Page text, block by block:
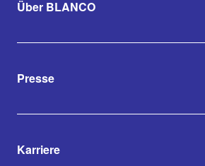
Über BLANCO
Presse
Karriere